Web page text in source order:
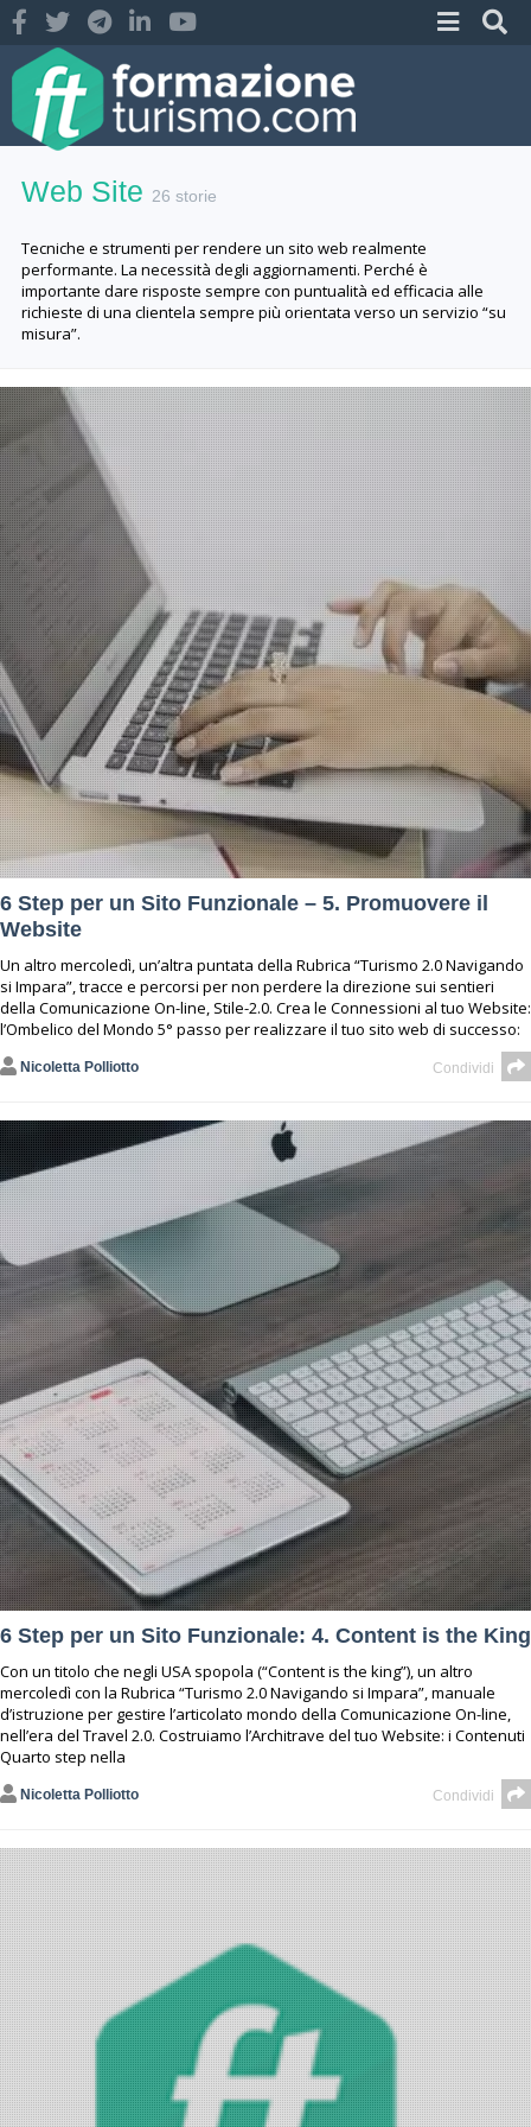
Web Site 26 storie
Tecniche e strumenti per rendere un sito web realmente
performante. La necessità degli aggiornamenti. Perché è
importante dare risposte sempre con puntualità ed efficacia alle
richieste di una clientela sempre più orientata verso un servizio “su
misura”.
6 Step per un Sito Funzionale – 5. Promuovere il
Website
Un altro mercoledì, un’altra puntata della Rubrica “Turismo 2.0 Navigando
si Impara”, tracce e percorsi per non perdere la direzione sui sentieri
della Comunicazione On-line, Stile-2.0. Crea le Connessioni al tuo Website:
l’Ombelico del Mondo 5° passo per realizzare il tuo sito web di successo:
Nicoletta Polliotto Condividi
6 Step per un Sito Funzionale: 4. Content is the King
Con un titolo che negli USA spopola (“Content is the king”), un altro
mercoledì con la Rubrica “Turismo 2.0 Navigando si Impara”, manuale
d’istruzione per gestire l’articolato mondo della Comunicazione On-line,
nell’era del Travel 2.0. Costruiamo l’Architrave del tuo Website: i Contenuti
Quarto step nella
Nicoletta Polliotto Condividi